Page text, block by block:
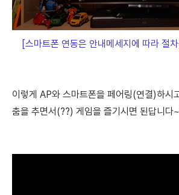
[스마트폰 연동은 안내메세지에 따라 절
이렇게 AP와 스마트폰을 페어링(연결)하시
춤을 추면서(??) 게임을 즐기시면 된답니다